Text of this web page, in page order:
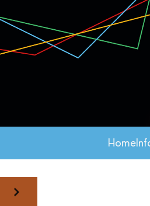
Home